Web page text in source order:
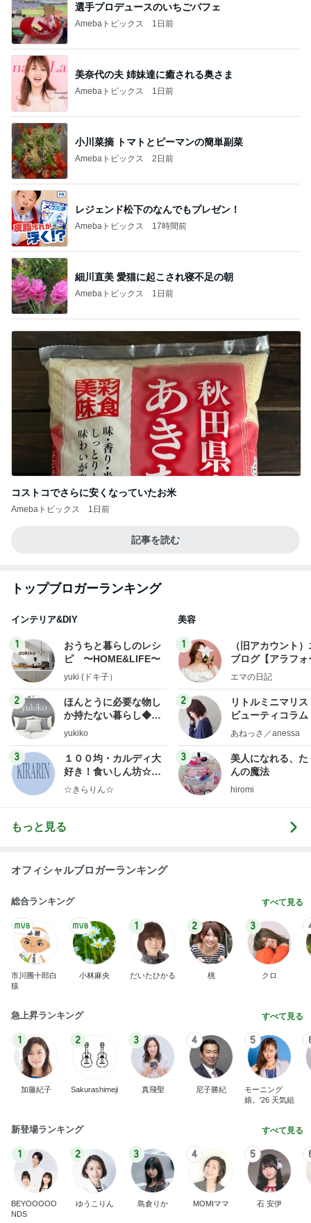
選手プロデュースのいちごパフェ
Amebaトピックス 1日前
美奈代の夫 姉妹達に癒される奥さま
Amebaトピックス 1日前
小川菜摘 トマトとピーマンの簡単副菜
Amebaトピックス 2日前
レジェンド松下のなんでもプレゼン！
Amebaトピックス 17時間前
細川直美 愛猫に起こされ寝不足の朝
Amebaトピックス 1日前
コストコでさらに安くなっていたお米
Amebaトピックス 1日前
記事を読む
トップブロガーランキング
インテリア&DIY
1
おうちと暮らしのレシ
ピ 〜HOME&LIFE〜
yuki (ドキ子）
2
ほんとうに必要な物し
か持たない暮らし◆Ke
ep Life Simple◆〜イ
yukiko
3
１００均・カルディ大
好き！食いしん坊☆き
らりん☆のブログ
☆きらりん☆
美容
1
（旧アカウント
ブログ【アラフォ
社売却セカンドラ
エマの日記
2
リトルミニマリス
ビューティコラ
little
あねっさ／anessa
3
美人になれる、た
んの魔法
hiromi
もっと見る
オフィシャルブロガーランキング
総合ランキング すべて見る
市川團十郎白
猿
小林麻央
1
だいたひかる
2
桃
3
クロ
急上昇ランキング すべて見る
1
加藤紀子
2
Sakurashimeji
3
真飛聖
4
尼子勝紀
5
モーニング
娘。'26 天気組
新登場ランキング すべて見る
1
BEYOOOOO
NDS
2
ゆうこりん
3
島倉りか
4
MOMIママ
5
石 安伊